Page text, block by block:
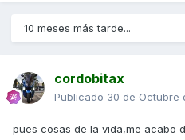
10 meses más tarde...
cordobitax
Publicado 30 de Octubre
pues cosas de la vida,me acabo